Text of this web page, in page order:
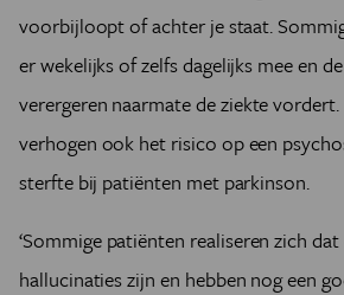
voorbijloopt of achter je staat.
er wekelijks of zelfs dagelijks mee en
verergeren naarmate de ziekte
verhogen ook het risico op een
sterfte bij patiënten met parkinson.
‘Sommige patiënten realiseren zich
hallucinaties zijn en hebben nog een